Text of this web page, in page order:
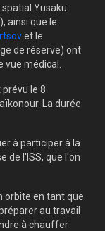
Yusaku
ainsi que le
et le
de réserve) ont
médical.
prévu le 8
La durée
à participer à la
de l'ISS, que l'on
orbite en tant que
au travail
à chauffer